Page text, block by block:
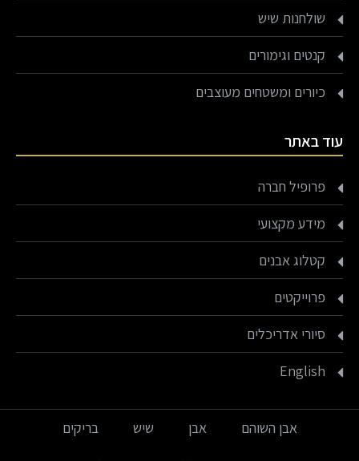
שולחנות שיש
קנטים וגימורים
כיורים ומשטחים מעוצבים
עוד באתר
פרופיל חברה
מידע מקצועי
קטלוג אבנים
פרוייקטים
סיורי אדריכלים
English
אבן השוהם אבן שיש
בריקים